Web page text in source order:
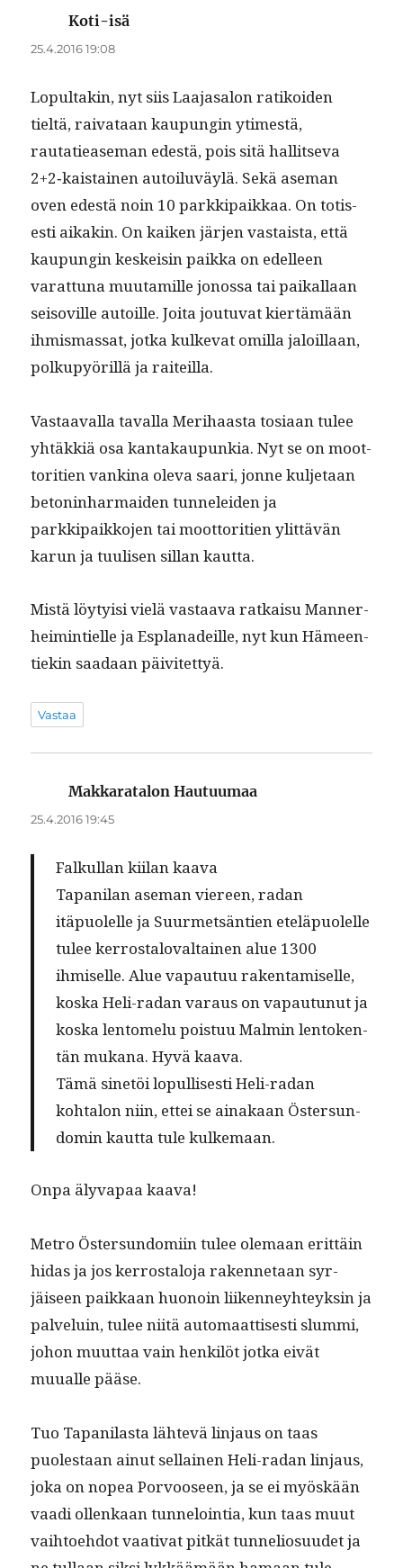
Koti-isä
25.4.2016 19:08
Lop­ul­takin, nyt siis Laa­jasa­lon ratikoiden
tieltä, rai­vataan kaupun­gin ytimestä,
rautatiease­man edestä, pois sitä hal­lit­se­va
2+2‑kaistainen autoilu­väylä. Sekä ase­man
oven edestä noin 10 parkkipaikkaa. On totis­
es­ti aikakin. On kaiken jär­jen vas­taista, että
kaupun­gin keskeisin paik­ka on edelleen
varat­tuna muu­tamille jonos­sa tai paikallaan
seiso­ville autoille. Joi­ta joutu­vat kiertämään
ihmis­mas­sat, jot­ka kulke­vat omil­la jaloil­laan,
polkupyöril­lä ja raiteilla.
Vas­taaval­la taval­la Mer­i­haas­ta tosi­aan tulee
yhtäkkiä osa kan­takaupunkia. Nyt se on moot­
tori­tien vank­i­na ole­va saari, jonne kul­je­taan
beton­in­har­maid­en tun­nelei­den ja
parkkipaikko­jen tai moot­tori­tien ylit­tävän
karun ja tuulisen sil­lan kautta.
Mis­tä löy­ty­isi vielä vas­taa­va ratkaisu Man­ner­
heim­intielle ja Esplanadeille, nyt kun Hämeen­
tiekin saadaan päivitettyä.
Vastaa
Makkaratalon Hautuumaa
25.4.2016 19:45
Falkul­lan kiilan kaava
Tapani­lan ase­man viereen, radan
itäpuolelle ja Suurmet­sän­tien eteläpuolelle
tulee ker­rostalo­val­tainen alue 1300
ihmiselle. Alue vapau­tuu rak­en­tamiselle,
kos­ka Heli-radan varaus on vapau­tunut ja
kos­ka lentomelu pois­tuu Malmin lento­ken­
tän mukana. Hyvä kaava.
Tämä sinetöi lop­ullis­es­ti Heli-radan
kohtalon niin, ettei se ainakaan Öster­sun­
domin kaut­ta tule kulkemaan.
Onpa äly­va­paa kaava!
Metro Öster­sun­domi­in tulee ole­maan erit­täin
hidas ja jos ker­rostalo­ja raken­netaan syr­
jäiseen paikkaan huonoin liiken­ney­hteyksin ja
palveluin, tulee niitä automaat­tis­es­ti slum­mi,
johon muut­taa vain henkilöt jot­ka eivät
muualle pääse.
Tuo Tapani­las­ta lähtevä lin­jaus on taas
puolestaan ain­ut sel­l­ainen Heli-radan lin­jaus,
joka on nopea Por­vooseen, ja se ei myöskään
vaa­di ollenkaan tun­neloin­tia, kun taas muut
vai­h­toe­hdot vaa­ti­vat pitkät tun­nelio­su­udet ja